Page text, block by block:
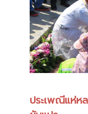
ประเพณีแห่ห